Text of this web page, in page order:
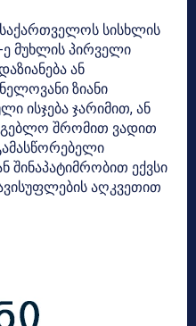
საქართველოს სისხლის
მუხლის პირველი
ან
ზიანი
ისჯება ჯარიმით, ან
შრომით ვადით
შინაპატიმრობით ექვსი
აღკვეთით